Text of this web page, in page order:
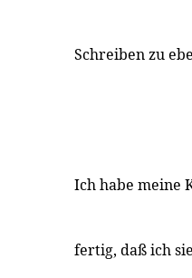
Schreiben zu
Ich habe meine
fertig, daß ich